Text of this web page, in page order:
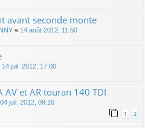
avant seconde monte
« 14 août 2012, 11:50
14 juil. 2012, 17:00
AV et AR touran 140 TDI
04 juil. 2012, 09:16
1 2